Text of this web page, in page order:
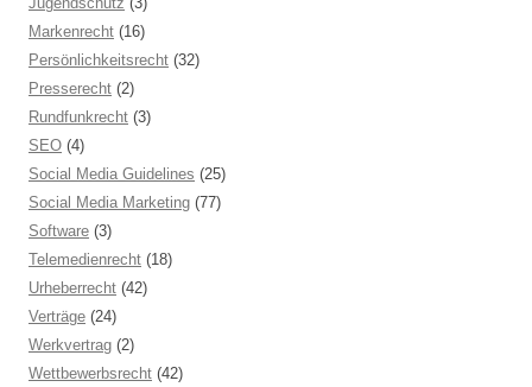
Markenrecht (16)
Persönlichkeitsrecht (32)
Presserecht (2)
Rundfunkrecht (3)
SEO (4)
Social Media Guidelines (25)
Social Media Marketing (77)
Software (3)
Telemedienrecht (18)
Urheberrecht (42)
Verträge (24)
Werkvertrag (2)
Wettbewerbsrecht (42)